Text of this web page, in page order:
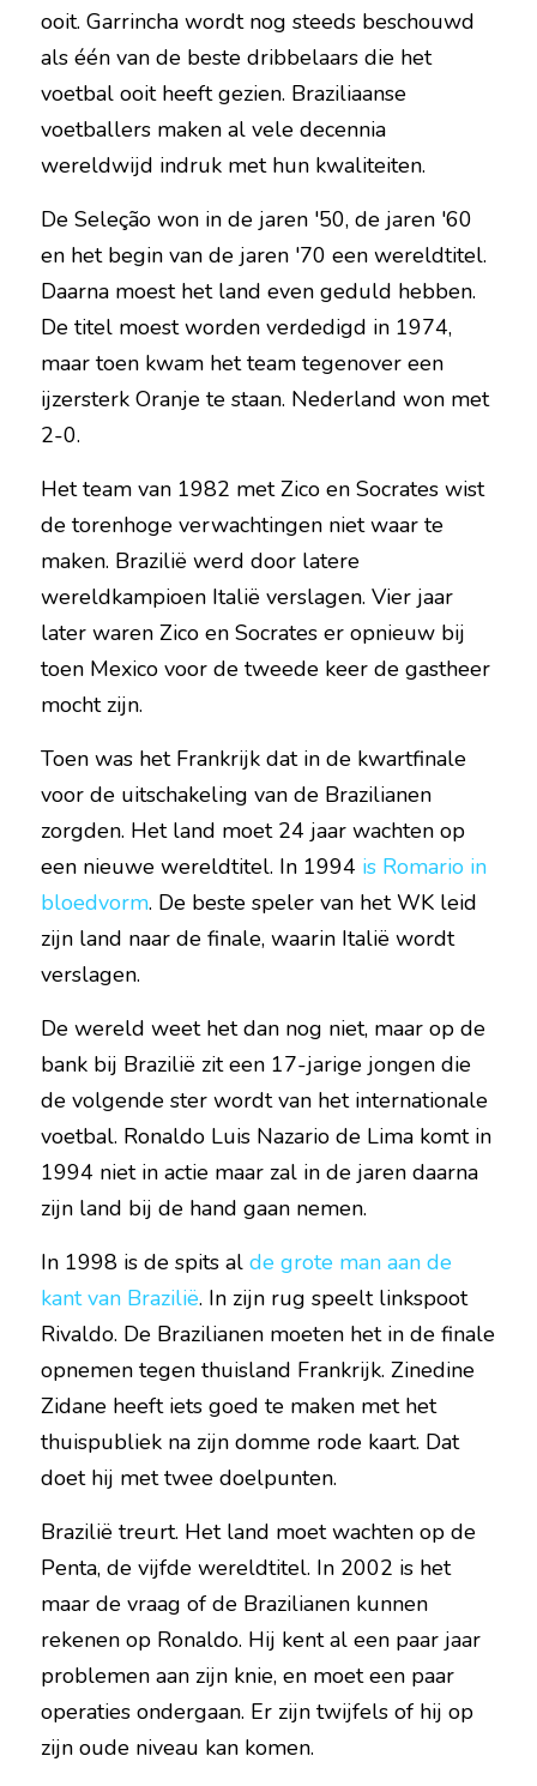
ooit. Garrincha wordt nog steeds beschouwd
als één van de beste dribbelaars die het
voetbal ooit heeft gezien. Braziliaanse
voetballers maken al vele decennia
wereldwijd indruk met hun kwaliteiten.
De Seleção won in de jaren '50, de jaren '60
en het begin van de jaren '70 een wereldtitel.
Daarna moest het land even geduld hebben.
De titel moest worden verdedigd in 1974,
maar toen kwam het team tegenover een
ijzersterk Oranje te staan. Nederland won met
2-0.
Het team van 1982 met Zico en Socrates wist
de torenhoge verwachtingen niet waar te
maken. Brazilië werd door latere
wereldkampioen Italië verslagen. Vier jaar
later waren Zico en Socrates er opnieuw bij
toen Mexico voor de tweede keer de gastheer
mocht zijn.
Toen was het Frankrijk dat in de kwartfinale
voor de uitschakeling van de Brazilianen
zorgden. Het land moet 24 jaar wachten op
een nieuwe wereldtitel. In 1994 is Romario in
bloedvorm. De beste speler van het WK leid
zijn land naar de finale, waarin Italië wordt
verslagen.
De wereld weet het dan nog niet, maar op de
bank bij Brazilië zit een 17-jarige jongen die
de volgende ster wordt van het internationale
voetbal. Ronaldo Luis Nazario de Lima komt in
1994 niet in actie maar zal in de jaren daarna
zijn land bij de hand gaan nemen.
In 1998 is de spits al de grote man aan de
kant van Brazilië. In zijn rug speelt linkspoot
Rivaldo. De Brazilianen moeten het in de finale
opnemen tegen thuisland Frankrijk. Zinedine
Zidane heeft iets goed te maken met het
thuispubliek na zijn domme rode kaart. Dat
doet hij met twee doelpunten.
Brazilië treurt. Het land moet wachten op de
Penta, de vijfde wereldtitel. In 2002 is het
maar de vraag of de Brazilianen kunnen
rekenen op Ronaldo. Hij kent al een paar jaar
problemen aan zijn knie, en moet een paar
operaties ondergaan. Er zijn twijfels of hij op
zijn oude niveau kan komen.